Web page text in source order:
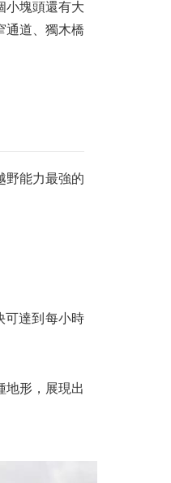
小塊頭還有大
通道、獨木橋
野能力最強的
可達到每小時
地形，展現出